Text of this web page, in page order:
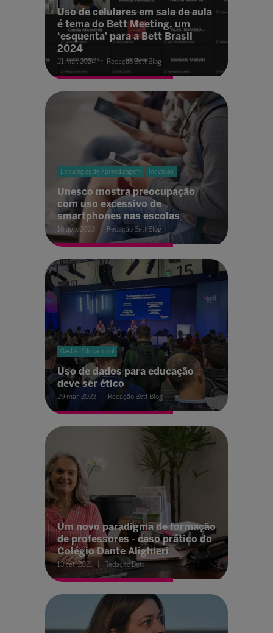
Uso de celulares em sala de aula
é tema do Bett Meeting, um
‘esquenta’ para a Bett Brasil
2024
21 mar. 2024 Redação Bett Blog
Estratégias de Aprendizagem Inovação
Unesco mostra preocupação
com uso excessivo de
smartphones nas escolas
16 ago. 2023 Redação Bett Blog
Gestão Educacional
Uso de dados para educação
deve ser ético
29 mar. 2023 Redação Bett Blog
Um novo paradigma de formação
de professores - caso prático do
Colégio Dante Alighieri
13 set. 2021 Redação Bett